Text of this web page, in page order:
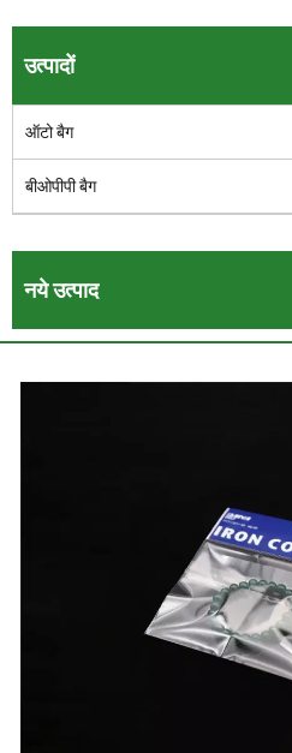
उत्पादों
ऑटो बैग
बीओपीपी बैग
नये उत्पाद